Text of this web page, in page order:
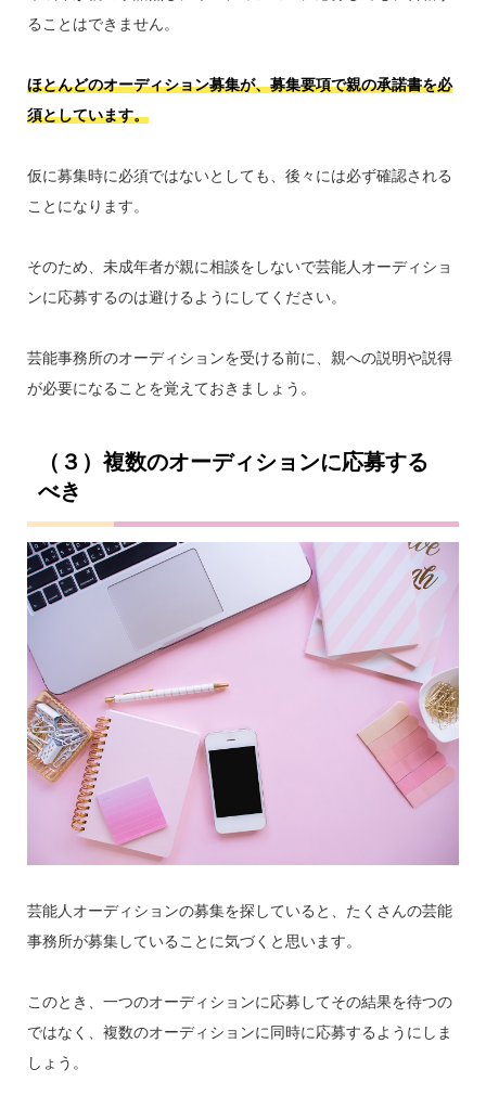
ることはできません。
ほとんどのオーディション募集が、募集要項で親の承諾書を必
須としています。
仮に募集時に必須ではないとしても、後々には必ず確認される
ことになります。
そのため、未成年者が親に相談をしないで芸能人オーディショ
ンに応募するのは避けるようにしてください。
芸能事務所のオーディションを受ける前に、親への説明や説得
が必要になることを覚えておきましょう。
（３）複数のオーディションに応募する
べき
芸能人オーディションの募集を探していると、たくさんの芸能
事務所が募集していることに気づくと思います。
このとき、一つのオーディションに応募してその結果を待つの
ではなく、複数のオーディションに同時に応募するようにしま
しょう。